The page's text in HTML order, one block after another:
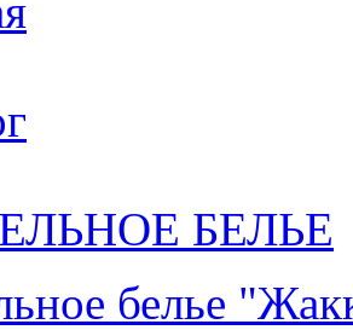
БЕЛЬЕ
белье